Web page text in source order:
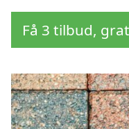
Få 3 tilbud,